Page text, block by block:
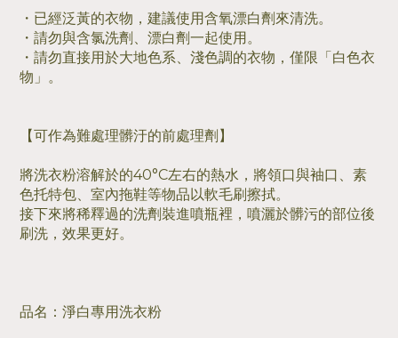
・已經泛黃的衣物，建議使用含氧漂白劑來清洗。
・請勿與含氯洗劑、漂白劑一起使用。
・請勿直接用於大地色系、淺色調的衣物，僅限「白色衣
物」。
【可作為難處理髒汙的前處理劑】
將洗衣粉溶解於的40°C左右的熱水，將領口與袖口、素
色托特包、室內拖鞋等物品以軟毛刷擦拭。
接下來將稀釋過的洗劑裝進噴瓶裡，噴灑於髒污的部位後
刷洗，效果更好。
品名：淨白專用洗衣粉